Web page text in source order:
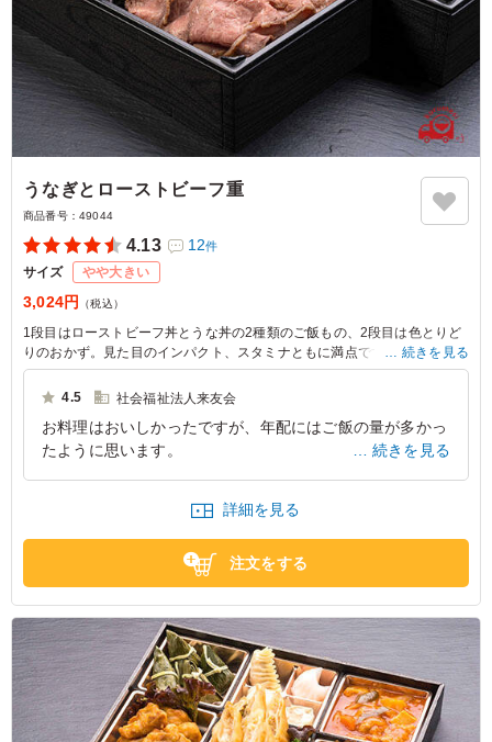
うなぎとローストビーフ重
商品番号： 49044
4.13 12件
サイズ やや大きい
3,024円 （税込）
1段目はローストビーフ丼とうな丼の2種類のご飯もの、2段目は色とりど
りのおかず。見た目のインパクト、スタミナともに満点です。接待、お持
たせに最適です。
続きを見る
4.5 社会福祉法人来友会
お料理はおいしかったですが、年配にはご飯の量が多かっ
たように思います。
続きを見る
詳細を見る
注文をする